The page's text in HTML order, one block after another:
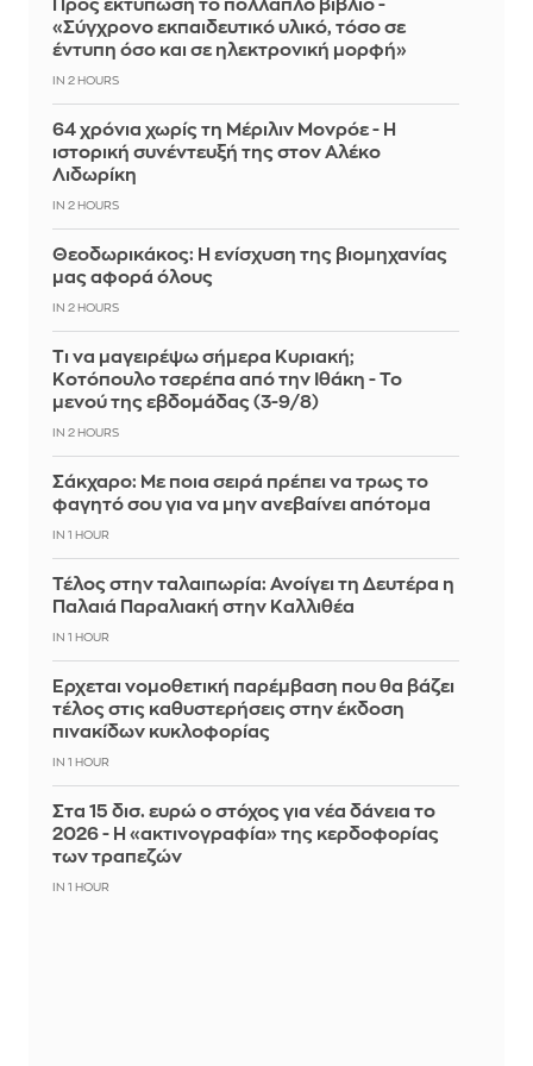
Προς εκτύπωση το πολλαπλό βιβλίο -
«Σύγχρονο εκπαιδευτικό υλικό, τόσο σε
έντυπη όσο και σε ηλεκτρονική μορφή»
IN 2 HOURS
64 χρόνια χωρίς τη Μέριλιν Μονρόε - Η
ιστορική συνέντευξή της στον Αλέκο
Λιδωρίκη
IN 2 HOURS
Θεοδωρικάκος: Η ενίσχυση της βιομηχανίας
μας αφορά όλους
IN 2 HOURS
Τι να μαγειρέψω σήμερα Κυριακή;
Κοτόπουλο τσερέπα από την Ιθάκη - Το
μενού της εβδομάδας (3-9/8)
IN 2 HOURS
Σάκχαρο: Με ποια σειρά πρέπει να τρως το
φαγητό σου για να μην ανεβαίνει απότομα
IN 1 HOUR
Τέλος στην ταλαιπωρία: Ανοίγει τη Δευτέρα η
Παλαιά Παραλιακή στην Καλλιθέα
IN 1 HOUR
Έρχεται νομοθετική παρέμβαση που θα βάζει
τέλος στις καθυστερήσεις στην έκδοση
πινακίδων κυκλοφορίας
IN 1 HOUR
Στα 15 δισ. ευρώ ο στόχος για νέα δάνεια το
2026 - Η «ακτινογραφία» της κερδοφορίας
των τραπεζών
IN 1 HOUR